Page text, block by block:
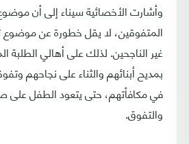
وأشارت الأخصائية سيناء إلى أن
المتفوقين، لا يقل خطورة عن موضوع
غير الناجحين. لذلك على أهالي الطلبة
بمديح أبنائهم والثناء على نجاحهم
في مكافأتهم، حتى يتعود الطفل على
والتفوق.